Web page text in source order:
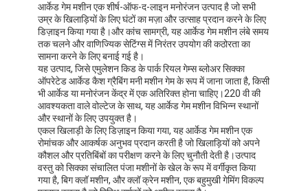
आर्केड गेम मशीन एक शीर्ष-ऑफ-द-लाइन मनोरंजन उत्पाद है जो सभी
उम्र के खिलाड़ियों के लिए घंटों का मज़ा और उत्साह प्रदान करने के लिए
डिज़ाइन किया गया है।और कांच सामग्री, यह आर्केड गेम मशीन लंबे समय
तक चलने और वाणिज्यिक सेटिंग्स में निरंतर उपयोग की कठोरता का
सामना करने के लिए बनाई गई है।
यह उत्पाद, जिसे एमुलेशन किड के पार्क रियल गेम्स ब्लोअर सिक्का
ऑपरेटेड आर्केड कैश ग्रैबिंग मनी मशीन गेम के रूप में जाना जाता है, किसी
भी आर्केड या मनोरंजन केंद्र में एक अतिरिक्त होना चाहिए।220 वी की
आवश्यकता वाले वोल्टेज के साथ, यह आर्केड गेम मशीन विभिन्न स्थानों
और स्थानों के लिए उपयुक्त है।
एकल खिलाड़ी के लिए डिज़ाइन किया गया, यह आर्केड गेम मशीन एक
रोमांचक और आकर्षक अनुभव प्रदान करती है जो खिलाड़ियों को अपने
कौशल और प्रतिबिंबों का परीक्षण करने के लिए चुनौती देती है।उत्पाद
वस्तु को सिक्का संचालित पंजा मशीनों के खेल के रूप में वर्गीकृत किया
गया है, बिग क्लॉ मशीन, और क्लॉ क्रेन मशीन, एक बहुमुखी गेमिंग विकल्प